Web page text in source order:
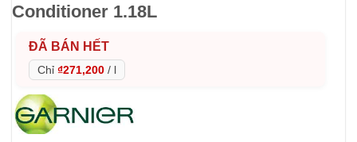
Conditioner 1.18L
ĐÃ BÁN HẾT
Chỉ ₫271,200 / l